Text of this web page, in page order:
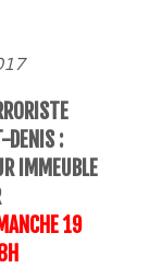
DENIS :
IMMEUBLE
19